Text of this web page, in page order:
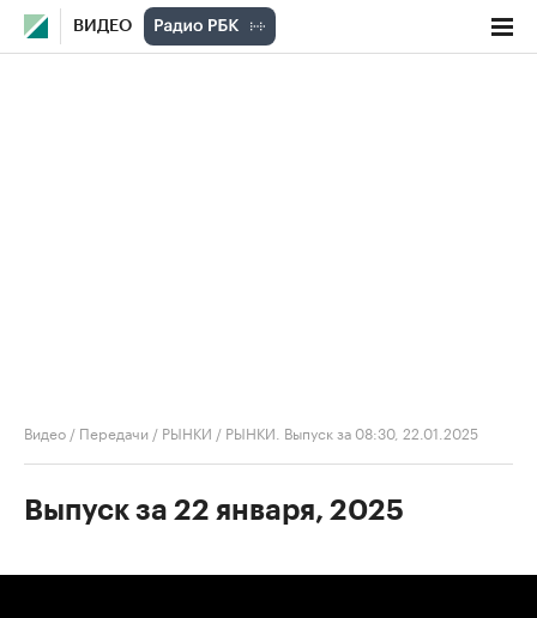
ВИДЕО
Видео / Передачи / РЫНКИ / РЫНКИ. Выпуск за 08:30, 22.01.2025
Выпуск за 22 января, 2025